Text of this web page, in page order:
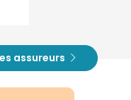
assureurs